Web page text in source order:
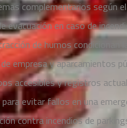
complementarios según
evacuación en caso de
de humos condicionan
empresa y aparcamientos
accesibles y registros
evitar fallos en una
contra incendios de